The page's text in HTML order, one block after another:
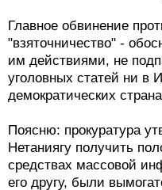
Главное обвинение
"взяточничество" -
им действиями, не
уголовных статей ни в
демократических
Поясню: прокуратура
Нетаниягу получить
средствах массовой
его другу, были